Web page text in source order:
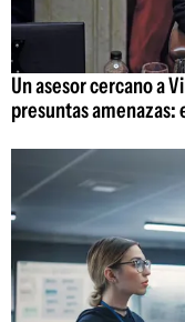
Un asesor cercano a
presuntas